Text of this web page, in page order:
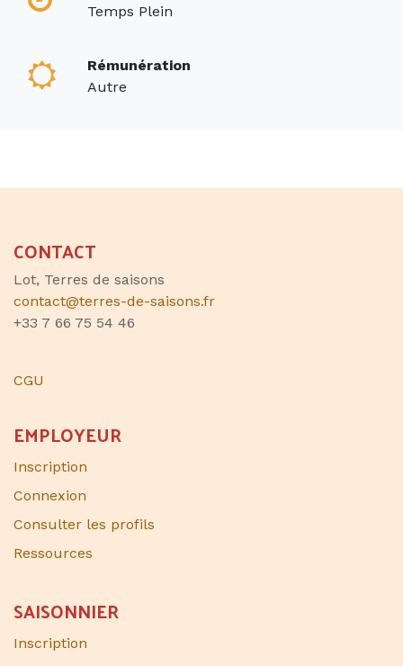
Temps Plein
Rémunération
Autre
CONTACT
Lot, Terres de saisons
contact@terres-de-saisons.fr
+33 7 66 75 54 46
CGU
EMPLOYEUR
Inscription
Connexion
Consulter les profils
Ressources
SAISONNIER​
Inscription